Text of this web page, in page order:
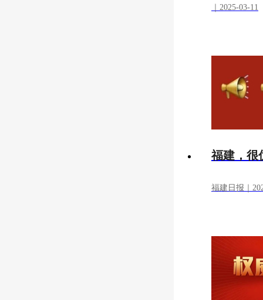
｜2025-03-11
福建，很
福建日报｜